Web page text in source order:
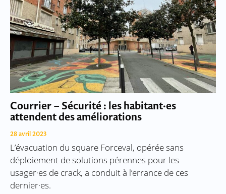
Courrier – Sécurité : les habitant·es
attendent des améliorations
28 avril 2023
L’évacuation du square Forceval, opérée sans
déploiement de solutions pérennes pour les
usager·es de crack, a conduit à l’errance de ces
dernier·es.